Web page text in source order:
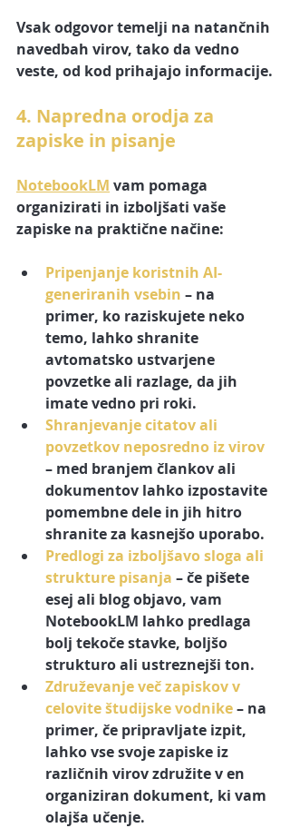
Vsak odgovor temelji na natančnih
navedbah virov, tako da vedno
veste, od kod prihajajo informacije.
4. Napredna orodja za
zapiske in pisanje
NotebookLM vam pomaga
organizirati in izboljšati vaše
zapiske na praktične načine:
Pripenjanje koristnih AI-
generiranih vsebin – na
primer, ko raziskujete neko
temo, lahko shranite
avtomatsko ustvarjene
povzetke ali razlage, da jih
imate vedno pri roki.
Shranjevanje citatov ali
povzetkov neposredno iz virov
– med branjem člankov ali
dokumentov lahko izpostavite
pomembne dele in jih hitro
shranite za kasnejšo uporabo.
Predlogi za izboljšavo sloga ali
strukture pisanja – če pišete
esej ali blog objavo, vam
NotebookLM lahko predlaga
bolj tekoče stavke, boljšo
strukturo ali ustreznejši ton.
Združevanje več zapiskov v
celovite študijske vodnike – na
primer, če pripravljate izpit,
lahko vse svoje zapiske iz
različnih virov združite v en
organiziran dokument, ki vam
olajša učenje.